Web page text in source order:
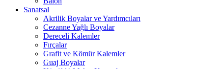
Sanatsal
Akrilik Boyalar ve Yardımcıları
Cezanne Yağlı Boyalar
Dereceli Kalemler
Fırçalar
Grafit ve Kömür Kalemler
Guaj Boyalar